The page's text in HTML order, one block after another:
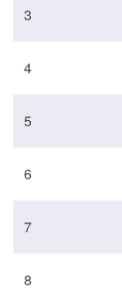
3
4
5
6
7
8